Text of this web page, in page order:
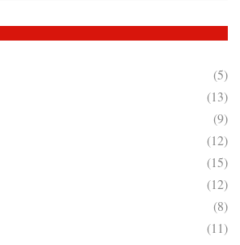
(5)
(13)
(9)
(12)
(15)
(12)
(8)
(11)